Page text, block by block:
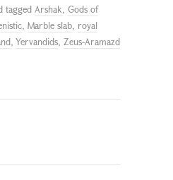
tagged Arshak, Gods of
, Marble slab, royal
, Yervandids, Zeus-Aramazd